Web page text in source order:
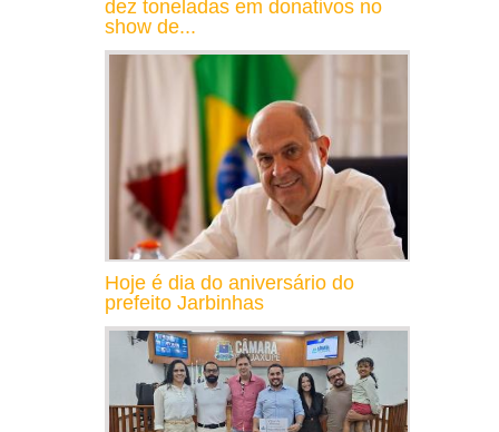
dez toneladas em donativos no
show de...
Hoje é dia do aniversário do
prefeito Jarbinhas